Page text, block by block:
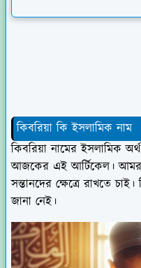
কিবরিয়া কি ইসলামিক নাম
কিবরিয়া নামের ইসলামিক
আজকের এই আর্টিকেল।
সন্তানদের ক্ষেত্রে রাখতে
জানা নেই।